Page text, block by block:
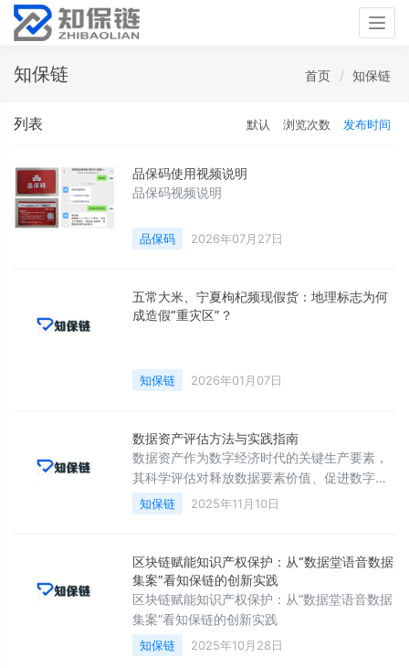
知保链 首页 知保链
列表 默认 浏览次数 发布时间
品保码使用视频说明
品保码视频说明
品保码 2026年07月27日
五常大米、宁夏枸杞频现假货：地理标志为何
成造假“重灾区”？
知保链 2026年01月07日
数据资产评估方法与实践指南
数据资产作为数字经济时代的关键生产要素，
其科学评估对释放数据要素价值、促进数字经
济发展至关重要。知保链（知保链（西安）认
证服务股份有限公司）基于实际经验，从以下
础评估方法方法适用场景评估原理公式收益法
数据可变现的业务场景（如数据产品、API服
务）将未来可能带来的收益折现回当前P = 未
来收益/折现率成本法内部估值、数据基础设施
项目核算基于数据形成成本
知保链 2025年11月10日
区块链赋能知识产权保护：从“数据堂语音数据
集案”看知保链的创新实践
区块链赋能知识产权保护：从“数据堂语音数据
集案”看知保链的创新实践
知保链 2025年10月28日